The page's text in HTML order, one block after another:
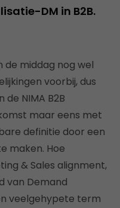
DM in B2B.
de middag nog wel
voorbij, dus
NIMA B2B
maar eens met
definitie door een
maken. Hoe
& Sales alignment,
van Demand
veelgehypete term